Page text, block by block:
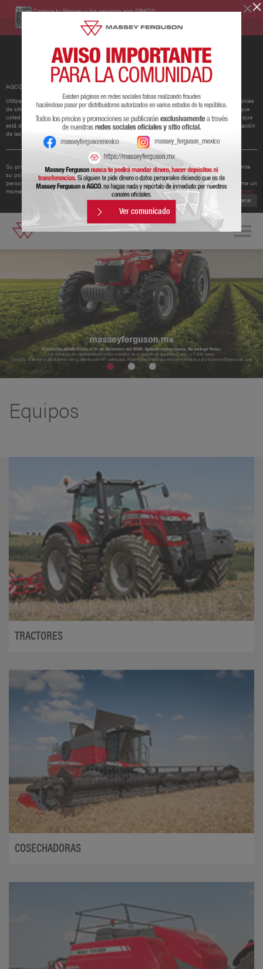
Compra tu Massey y los servicios son GRATIS.
AGCO ha actualizado su política de cookies.
Utilizamos cookies para mejorar y personalizar nuestros sitios y servicios. Esto incluye cookies
de sitios web de redes sociales de terceros, que pueden realizar un seguimiento del uso que
usted hace de nuestro sitio web. Si continúa sin cambiar su configuración, supondremos que
está dispuesto a recibir todas las cookies en nuestro sitio web. Puede cambiar la configuración
de las cookies en cualquier momento.
Obtener más información
Su privacidad es importante para nosotros. Por lo tanto, AGCO ha actualizado recientemente
su política de privacidad para ofrecerle una mejor comprensión de los tipos de datos
personales que recopilamos de usted y cómo los utilizamos. Le recomendamos que se tome un
momento para leer la política actualizada disponible enhttp://www.agcocorp.com/privacy.html
Cerrar
Ver comunicado
Equipos
TRACTORES
COSECHADORAS